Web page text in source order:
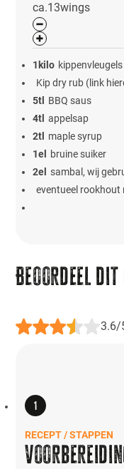
ca.13wings
1 kilo kippenvleugels
Kip dry rub (link
5tl BBQ saus
4tl appelsap
2tl maple syrup
1el bruine suiker
2el
sambal, wij
eventueel rookhout
Beoordeel
3.6/
RECEPT / STAPPEN